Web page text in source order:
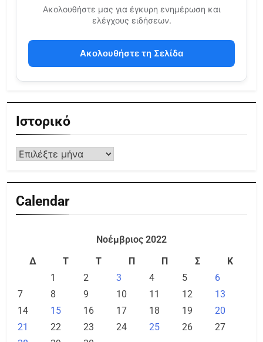
Ακολουθήστε μας για έγκυρη ενημέρωση και
ελέγχους ειδήσεων.
Ακολουθήστε τη Σελίδα
Ιστορικό
Calendar
Νοέμβριος 2022
Δ
Τ Τ Π Π Σ
Κ
1
2 3 4 5
6
7
8 9 10 11 12
13
14
15 16 17 18 19
20
21
22 23 24 25 26
27